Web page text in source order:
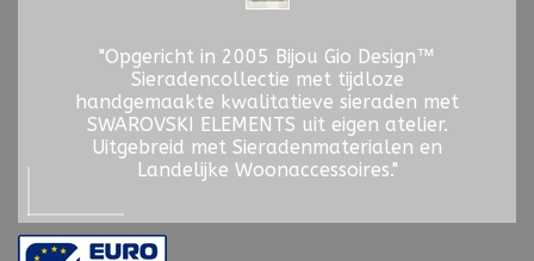
"Opgericht in 2005 Bijou Gio Design™
Sieradencollectie met tijdloze
handgemaakte kwalitatieve sieraden met
SWAROVSKI ELEMENTS uit eigen atelier.
Uitgebreid met Sieradenmaterialen en
Landelijke Woonaccessoires."